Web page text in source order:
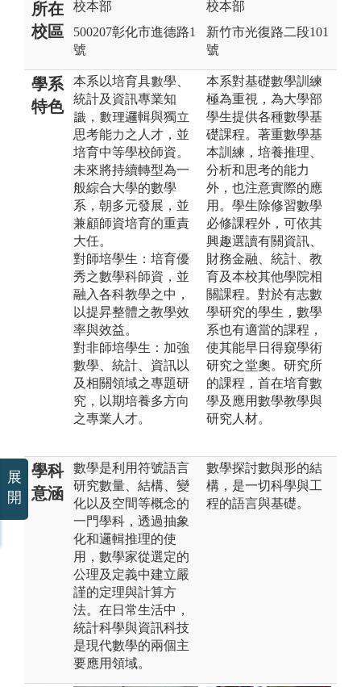
所在
校區
校本部
500207彰化市進德路1
號
校本部
新竹市光復路二段101
號
學系
特色
本系以培育具數學、
統計及資訊專業知
識，數理邏輯與獨立
思考能力之人才，並
培育中等學校師資。
未來將持續轉型為一
般綜合大學的數學
系，朝多元發展，並
兼顧師資培育的重責
大任。
對師培學生：培育優
秀之數學科師資，並
融入各科教學之中，
以提昇整體之教學效
率與效益。
對非師培學生：加強
數學、統計、資訊以
及相關領域之專題研
究，以期培養多方向
之專業人才。
本系對基礎數學訓練
極為重視，為大學部
學生提供各種數學基
礎課程。著重數學基
本訓練，培養推理、
分析和思考的能力
外，也注意實際的應
用。學生除修習數學
必修課程外，可依其
興趣選讀有關資訊、
財務金融、統計、教
育及本校其他學院相
關課程。對於有志數
學研究的學生，數學
系也有適當的課程，
使其能早日得窺學術
研究之堂奧。研究所
的課程，首在培育數
學及應用數學教學與
研究人材。
學科
意涵
數學是利用符號語言
研究數量、結構、變
化以及空間等概念的
一門學科，透過抽象
化和邏輯推理的使
用，數學家從選定的
公理及定義中建立嚴
謹的定理與計算方
法。在日常生活中，
統計科學與資訊科技
是現代數學的兩個主
要應用領域。
數學探討數與形的結
構，是一切科學與工
程的語言與基礎。
展
開